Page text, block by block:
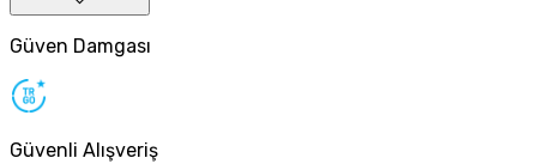
Güven Damgası
Güvenli Alışveriş